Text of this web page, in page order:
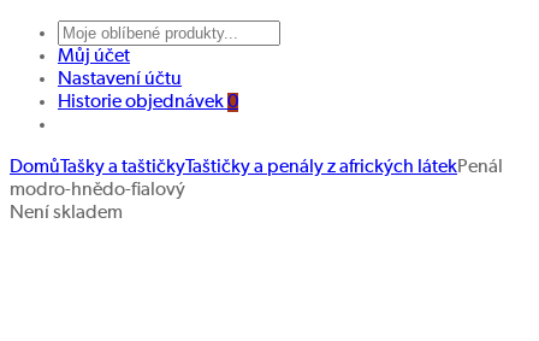
Můj účet
Nastavení účtu
Historie objednávek0
Domů Tašky a taštičky Taštičky a penály z afrických látekPenál
modro-hnědo-fialový
Navigace
Taštička
Taštička
Není skladem